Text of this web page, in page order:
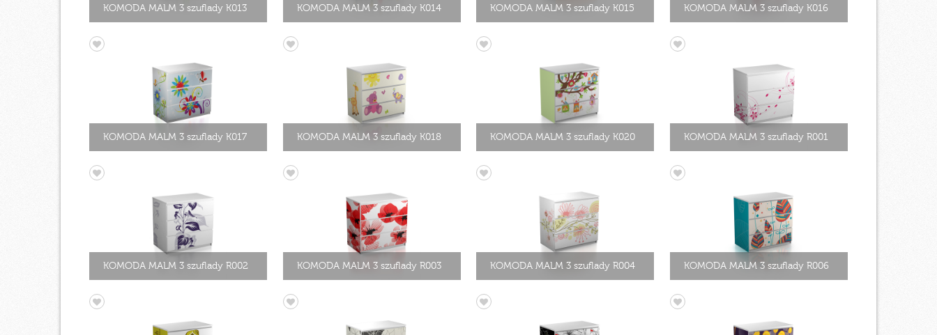
KOMODA MALM 3 szuflady K013 KOMODA MALM 3 szuflady K014 KOMODA MALM 3 szuflady K015 KOMODA MALM 3 szuflady K016
KOMODA MALM 3 szuflady K017 KOMODA MALM 3 szuflady K018 KOMODA MALM 3 szuflady K020 KOMODA MALM 3 szuflady R001
KOMODA MALM 3 szuflady R002 KOMODA MALM 3 szuflady R003 KOMODA MALM 3 szuflady R004 KOMODA MALM 3 szuflady R006